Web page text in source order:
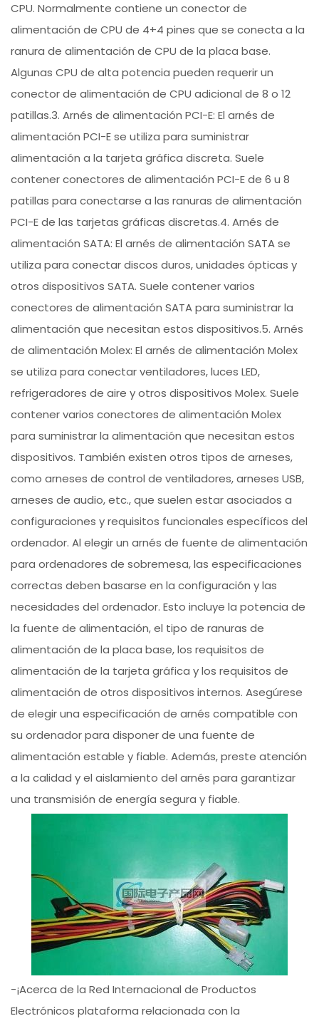
CPU. Normalmente contiene un conector de
alimentación de CPU de 4+4 pines que se conecta a la
ranura de alimentación de CPU de la placa base.
Algunas CPU de alta potencia pueden requerir un
conector de alimentación de CPU adicional de 8 o 12
patillas.3. Arnés de alimentación PCI-E: El arnés de
alimentación PCI-E se utiliza para suministrar
alimentación a la tarjeta gráfica discreta. Suele
contener conectores de alimentación PCI-E de 6 u 8
patillas para conectarse a las ranuras de alimentación
PCI-E de las tarjetas gráficas discretas.4. Arnés de
alimentación SATA: El arnés de alimentación SATA se
utiliza para conectar discos duros, unidades ópticas y
otros dispositivos SATA. Suele contener varios
conectores de alimentación SATA para suministrar la
alimentación que necesitan estos dispositivos.5. Arnés
de alimentación Molex: El arnés de alimentación Molex
se utiliza para conectar ventiladores, luces LED,
refrigeradores de aire y otros dispositivos Molex. Suele
contener varios conectores de alimentación Molex
para suministrar la alimentación que necesitan estos
dispositivos. También existen otros tipos de arneses,
como arneses de control de ventiladores, arneses USB,
arneses de audio, etc., que suelen estar asociados a
configuraciones y requisitos funcionales específicos del
ordenador. Al elegir un arnés de fuente de alimentación
para ordenadores de sobremesa, las especificaciones
correctas deben basarse en la configuración y las
necesidades del ordenador. Esto incluye la potencia de
la fuente de alimentación, el tipo de ranuras de
alimentación de la placa base, los requisitos de
alimentación de la tarjeta gráfica y los requisitos de
alimentación de otros dispositivos internos. Asegúrese
de elegir una especificación de arnés compatible con
su ordenador para disponer de una fuente de
alimentación estable y fiable. Además, preste atención
a la calidad y el aislamiento del arnés para garantizar
una transmisión de energía segura y fiable.
-¡Acerca de la Red Internacional de Productos
Electrónicos plataforma relacionada con la